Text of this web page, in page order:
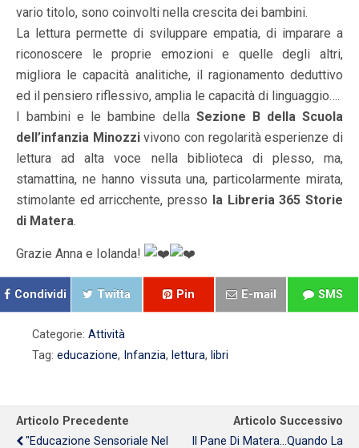
vario titolo, sono coinvolti nella crescita dei bambini.
La lettura permette di sviluppare empatia, di imparare a
riconoscere le proprie emozioni e quelle degli altri,
migliora le capacità analitiche, il ragionamento deduttivo
ed il pensiero riflessivo, amplia le capacità di linguaggio….
I bambini e le bambine della Sezione B della Scuola
dell’infanzia Minozzivivono con regolarità esperienze di
lettura ad alta voce nella biblioteca di plesso, ma,
stamattina, ne hanno vissuta una, particolarmente mirata,
stimolante ed arricchente, presso la Libreria 365 Storie
di Matera.
Grazie Anna e Iolanda!
Condividi Twitta Pin E-mail SMS
Categorie: Attività
Tag: educazione, Infanzia, lettura, libri
Articolo Precedente
"Educazione Sensoriale Nel
Articolo Successivo
Il Pane Di Matera...Quando La